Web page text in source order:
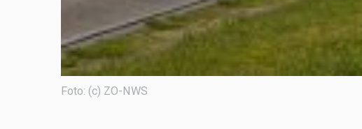
Foto: (c) ZO-NWS